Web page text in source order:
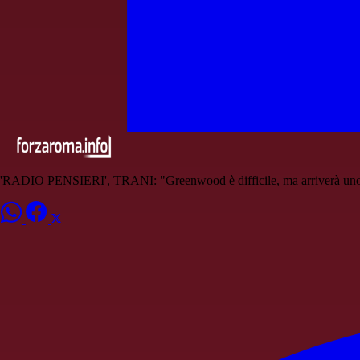
'RADIO PENSIERI', TRANI: "Greenwood è difficile, ma arriverà